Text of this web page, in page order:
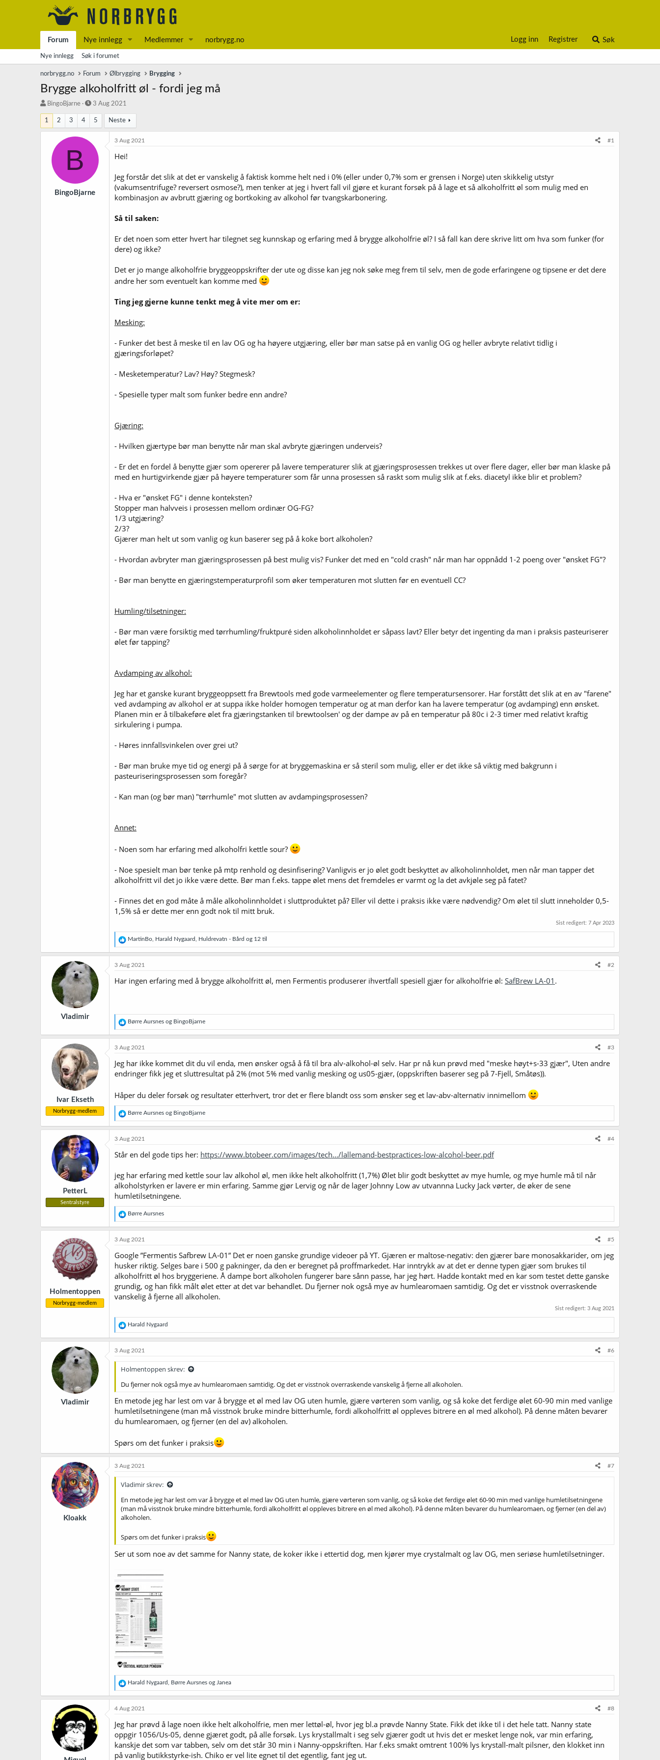
Forum Nye innlegg Medlemmer norbrygg.no Logg inn Registrer Søk
Nye innlegg Søk i forumet
norbrygg.no Forum Ølbrygging Brygging
Brygge alkoholfritt øl - fordi jeg må
T
r
å
d
BingoBjarne
S
a
r
d
o
3 Aug 2021
1 2 3 4 5 Neste
B
BingoBjarne
3 Aug 2021 #1
Hei!
Jeg forstår det slik at det er vanskelig å faktisk komme helt ned i 0% (eller under 0,7% som er grensen i Norge) uten skikkelig utstyr
(vakumsentrifuge? reversert osmose?), men tenker at jeg i hvert fall vil gjøre et kurant forsøk på å lage et så alkoholfritt øl som mulig med en
kombinasjon av avbrutt gjæring og bortkoking av alkohol før tvangskarbonering.
Så til saken:
Er det noen som etter hvert har tilegnet seg kunnskap og erfaring med å brygge alkoholfrie øl? I så fall kan dere skrive litt om hva som funker (for
dere) og ikke?
Det er jo mange alkoholfrie bryggeoppskrifter der ute og disse kan jeg nok søke meg frem til selv, men de gode erfaringene og tipsene er det dere
andre her som eventuelt kan komme med
Ting jeg gjerne kunne tenkt meg å vite mer om er:
Mesking:
- Funker det best å meske til en lav OG og ha høyere utgjæring, eller bør man satse på en vanlig OG og heller avbryte relativt tidlig i
gjæringsforløpet?
- Mesketemperatur? Lav? Høy? Stegmesk?
- Spesielle typer malt som funker bedre enn andre?
Gjæring:
- Hvilken gjærtype bør man benytte når man skal avbryte gjæringen underveis?
- Er det en fordel å benytte gjær som opererer på lavere temperaturer slik at gjæringsprosessen trekkes ut over flere dager, eller bør man klaske på
med en hurtigvirkende gjær på høyere temperaturer som får unna prosessen så raskt som mulig slik at f.eks. diacetyl ikke blir et problem?
- Hva er "ønsket FG" i denne konteksten?
Stopper man halvveis i prosessen mellom ordinær OG-FG?
1/3 utgjæring?
2/3?
Gjærer man helt ut som vanlig og kun baserer seg på å koke bort alkoholen?
- Hvordan avbryter man gjæringsprosessen på best mulig vis? Funker det med en "cold crash" når man har oppnådd 1-2 poeng over "ønsket FG"?
- Bør man benytte en gjæringstemperaturprofil som øker temperaturen mot slutten før en eventuell CC?
Humling/tilsetninger:
- Bør man være forsiktig med tørrhumling/fruktpuré siden alkoholinnholdet er såpass lavt? Eller betyr det ingenting da man i praksis pasteuriserer
ølet før tapping?
Avdamping av alkohol:
Jeg har et ganske kurant bryggeoppsett fra Brewtools med gode varmeelementer og flere temperatursensorer. Har forstått det slik at en av "farene"
ved avdamping av alkohol er at suppa ikke holder homogen temperatur og at man derfor kan ha lavere temperatur (og avdamping) enn ønsket.
Planen min er å tilbakeføre ølet fra gjæringstanken til brewtoolsen' og der dampe av på en temperatur på 80c i 2-3 timer med relativt kraftig
sirkulering i pumpa.
- Høres innfallsvinkelen over grei ut?
- Bør man bruke mye tid og energi på å sørge for at bryggemaskina er så steril som mulig, eller er det ikke så viktig med bakgrunn i
pasteuriseringsprosessen som foregår?
- Kan man (og bør man) "tørrhumle" mot slutten av avdampingsprosessen?
Annet:
- Noen som har erfaring med alkoholfri kettle sour?
- Noe spesielt man bør tenke på mtp renhold og desinfisering? Vanligvis er jo ølet godt beskyttet av alkoholinnholdet, men når man tapper det
alkoholfritt vil det jo ikke være dette. Bør man f.eks. tappe ølet mens det fremdeles er varmt og la det avkjøle seg på fatet?
- Finnes det en god måte å måle alkoholinnholdet i sluttproduktet på? Eller vil dette i praksis ikke være nødvendig? Om ølet til slutt inneholder 0,5-
1,5% så er dette mer enn godt nok til mitt bruk.
Sist redigert: 7 Apr 2023
R
e
a
s
o
MartinBo Harald Nygaard Huldrevatn - Bård og 12 til
Vladimir
3 Aug 2021 #2
Har ingen erfaring med å brygge alkoholfritt øl, men Fermentis produserer ihvertfall spesiell gjær for alkoholfrie øl: SafBrew LA-01 .
R
e
a
s
j
o
n
:
Børre Aursnes og BingoBjarne
Ivar Ekseth
Norbrygg-medlem
3 Aug 2021 #3
Jeg har ikke kommet dit du vil enda, men ønsker også å få til bra alv-alkohol-øl selv. Har pr nå kun prøvd med "meske høyt+s-33 gjær", Uten andre
endringer fikk jeg et sluttresultat på 2% (mot 5% med vanlig mesking og us05-gjær, (oppskriften baserer seg på 7-Fjell, Småtøs)).
Håper du deler forsøk og resultater etterhvert, tror det er flere blandt oss som ønsker seg et lav-abv-alternativ innimellom
R
e
a
s
e
Børre Aursnes og BingoBjarne
PetterL
Sentralstyre
3 Aug 2021 #4
Står en del gode tips her: https://www.btobeer.com/images/tech.../lallemand-bestpractices-low-alcohol-beer.pdf
jeg har erfaring med kettle sour lav alkohol øl, men ikke helt alkoholfritt (1,7%) Ølet blir godt beskyttet av mye humle, og mye humle må til når
alkoholstyrken er lavere er min erfaring. Samme gjør Lervig og når de lager Johnny Low av utvannna Lucky Jack vørter, de øker de sene
humletilsetningene.
R
e
a
s
o
n
e
Børre Aursnes
Holmentoppen
Norbrygg-medlem
3 Aug 2021 #5
Google ”Fermentis Safbrew LA-01” Det er noen ganske grundige videoer på YT. Gjæren er maltose-negativ: den gjærer bare monosakkarider, om jeg
husker riktig. Selges bare i 500 g pakninger, da den er beregnet på proffmarkedet. Har inntrykk av at det er denne typen gjær som brukes til
alkoholfritt øl hos bryggeriene. Å dampe bort alkoholen fungerer bare sånn passe, har jeg hørt. Hadde kontakt med en kar som testet dette ganske
grundig, og han fikk målt ølet etter at det var behandlet. Du fjerner nok også mye av humlearomaen samtidig. Og det er visstnok overraskende
vanskelig å fjerne all alkoholen.
Sist redigert: 3 Aug 2021
R
e
a
s
j
o
e
:
Harald Nygaard
Vladimir
3 Aug 2021 #6
Holmentoppen skrev:
Du fjerner nok også mye av humlearomaen samtidig. Og det er visstnok overraskende vanskelig å fjerne all alkoholen.
En metode jeg har lest om var å brygge et øl med lav OG uten humle, gjære vørteren som vanlig, og så koke det ferdige ølet 60-90 min med vanlige
humletilsetningene (man må visstnok bruke mindre bitterhumle, fordi alkoholfritt øl oppleves bitrere en øl med alkohol). På denne måten bevarer
du humlearomaen, og fjerner (en del av) alkoholen.
Spørs om det funker i praksis
Kloakk
3 Aug 2021 #7
Vladimir skrev:
En metode jeg har lest om var å brygge et øl med lav OG uten humle, gjære vørteren som vanlig, og så koke det ferdige ølet 60-90 min med vanlige humletilsetningene
(man må visstnok bruke mindre bitterhumle, fordi alkoholfritt øl oppleves bitrere en øl med alkohol). På denne måten bevarer du humlearomaen, og fjerner (en del av)
alkoholen.
Spørs om det funker i praksis
Ser ut som noe av det samme for Nanny state, de koker ikke i ettertid dog, men kjører mye crystalmalt og lav OG, men seriøse humletilsetninger.
R
e
a
s
j
o
n
e
Harald Nygaard Børre Aursnes og Janea
4 Aug 2021 #8
Jeg har prøvd å lage noen ikke helt alkoholfrie, men mer lettøl-øl, hvor jeg bl.a prøvde Nanny State. Fikk det ikke til i det hele tatt. Nanny state
oppgir 1056/Us-05, denne gjæret godt, på alle forsøk. Lys krystallmalt i seg selv gjærer godt ut hvis det er mesket lenge nok, var min erfaring,
kanskje det som var tabben, selv om det står 30 min i Nanny-oppskriften. Har f.eks smakt omtrent 100% lys krystall-malt pilsner, den klokket inn
på vanlig butikkstyrke-ish. Chiko er vel lite egnet til det egentlig, fant jeg ut.